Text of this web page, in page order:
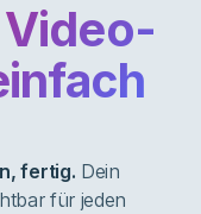
fertig. Dein
für jeden